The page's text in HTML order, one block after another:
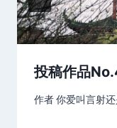
投稿作品
作者你爱叫言射